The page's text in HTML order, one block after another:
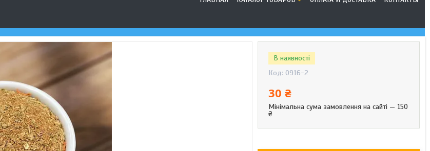
В наявності
Код: 0916-2
30 ₴
Мінімальна сума замовлення на сайті — 150
₴